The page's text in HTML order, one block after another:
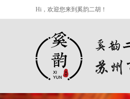
Hi，欢迎您来到奚韵二胡！